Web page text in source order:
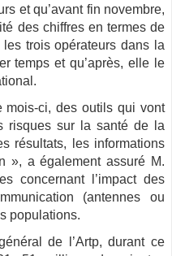
et qu’avant fin novembre,
des chiffres en termes de
trois opérateurs dans la
temps et qu’après, elle le
mois-ci, des outils qui vont
risques sur la santé de la
résultats, les informations
», a également assuré M.
concernant l’impact des
(antennes ou
populations.
de l’Artp, durant ce